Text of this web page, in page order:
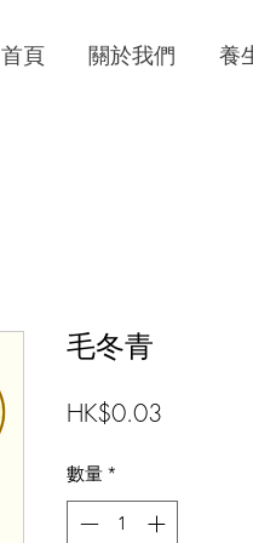
首頁 關於我們 養
毛冬青
HK$0.03
數量 *